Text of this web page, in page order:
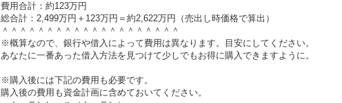
費用合計：約123万円
総合計：2,499万円＋123万円＝約2,622万円（売出し時価格で算出）
＾＾＾＾＾＾＾＾＾＾＾＾＾＾＾＾＾＾＾＾
※概算なので、銀行や借入によって費用は異なります。目安にしてください。
あなたに一番あった借入方法を見つけて少しでもお得に購入できますように。
※購入後には下記の費用も必要です。
購入後の費用も資金計画に含めておいてください。